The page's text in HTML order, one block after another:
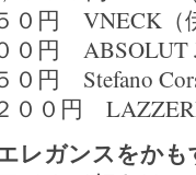
０円 VNECK（
円 ABSOLUT
円 Stefano
００円
レガンスをかも